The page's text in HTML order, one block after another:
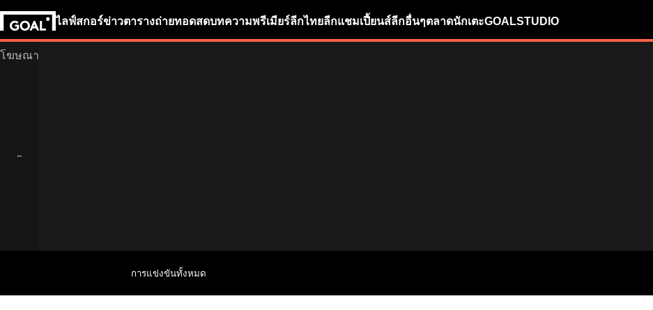
ไลฟ์สกอร์ข่าวตารางถ่ายทอดสดบทความพรีเมียร์ลีกไทยลีกแชมเปี้ยนส์ลีกอื่นๆตลาดนักเตะGOALSTUDIO
การแข่งขันทั้งหมด